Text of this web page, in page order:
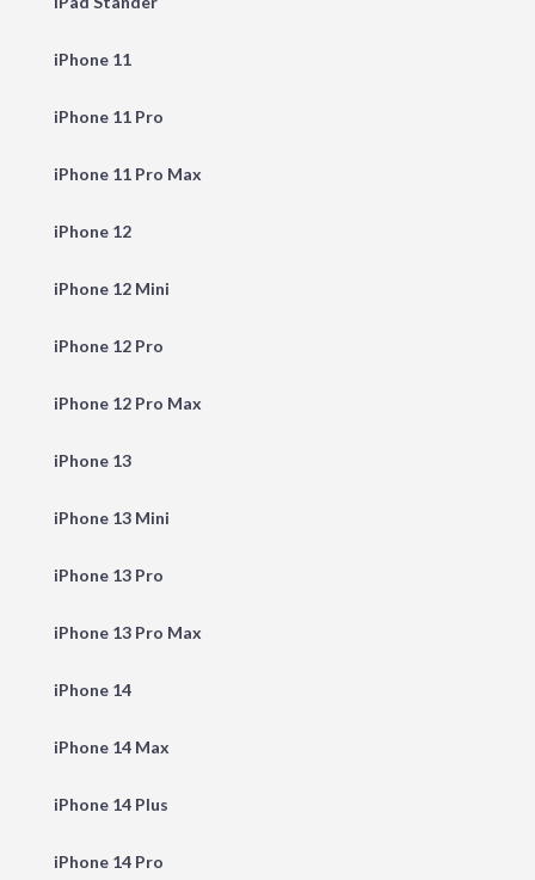
iPhone 11
iPhone 11 Pro
iPhone 11 Pro Max
iPhone 12
iPhone 12 Mini
iPhone 12 Pro
iPhone 12 Pro Max
iPhone 13
iPhone 13 Mini
iPhone 13 Pro
iPhone 13 Pro Max
iPhone 14
iPhone 14 Max
iPhone 14 Plus
iPhone 14 Pro